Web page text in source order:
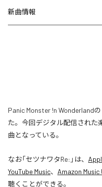
新曲情報
Panic Monster !n Wonderland
た。今回デジタル配信された
曲となっている。
なお「セツナワタRe: 」は、
YouTube Music、 Amazon
聴くことができる。